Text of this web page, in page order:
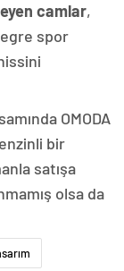
camlar,
spor
OMODA
bir
satışa
olsa da